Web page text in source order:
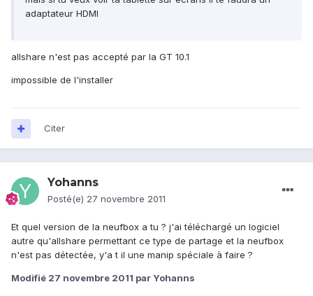
adaptateur HDMI
allshare n'est pas accepté par la GT 10.1
impossible de l'installer
Citer
Yohanns
Posté(e) 27 novembre 2011
Et quel version de la neufbox a tu ? j'ai téléchargé un logiciel
autre qu'allshare permettant ce type de partage et la neufbox
n'est pas détectée, y'a t il une manip spéciale à faire ?
Modifié 27 novembre 2011 par Yohanns